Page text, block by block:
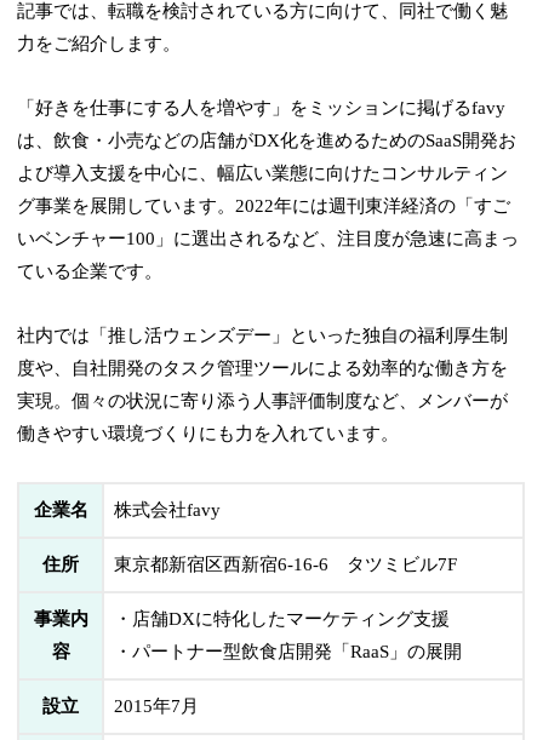
記事では、転職を検討されている方に向けて、同社で働く魅
力をご紹介します。
「好きを仕事にする人を増やす」をミッションに掲げるfavy
は、飲食・小売などの店舗がDX化を進めるためのSaaS開発お
よび導入支援を中心に、幅広い業態に向けたコンサルティン
グ事業を展開しています。2022年には週刊東洋経済の「すご
いベンチャー100」に選出されるなど、注目度が急速に高まっ
ている企業です。
社内では「推し活ウェンズデー」といった独自の福利厚生制
度や、自社開発のタスク管理ツールによる効率的な働き方を
実現。個々の状況に寄り添う人事評価制度など、メンバーが
働きやすい環境づくりにも力を入れています。
企業名 株式会社favy
住所 東京都新宿区西新宿6-16-6 タツミビル7F
事業内
容
・店舗DXに特化したマーケティング支援
・パートナー型飲食店開発「RaaS」の展開
設立 2015年7月